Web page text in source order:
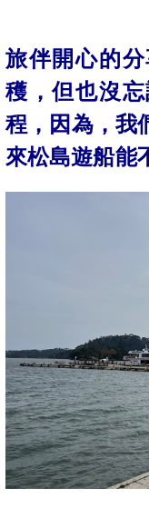
旅伴開心的
穫，但也沒
程，因為，我
來松島遊船能